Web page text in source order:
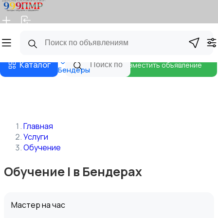
Главная
Каталог Бендеры
Разместить объявление
Главная
Услуги
Обучение
Обучение | в Бендерах
Мастер на час